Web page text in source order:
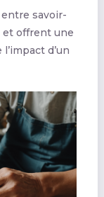
savoir-
et offrent une
d’un